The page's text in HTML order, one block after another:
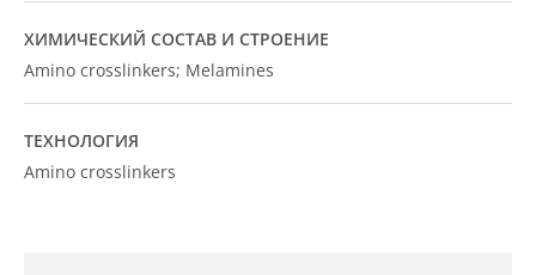
ХИМИЧЕСКИЙ СОСТАВ И СТРОЕНИЕ
Amino crosslinkers; Melamines
ТЕХНОЛОГИЯ
Amino crosslinkers